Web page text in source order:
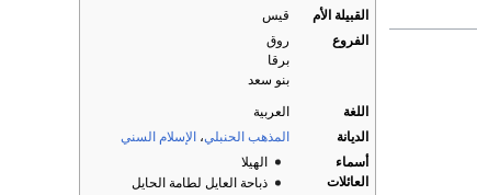
القبيلة الأم
قيس
الفروع
روق
برقا
بنو سعد
اللغة
العربية
الديانة
المذهب الحنبلي، الإسلام السني
أسماء
العائلات
الهيلا
ذباحة العايل لطامة الحايل